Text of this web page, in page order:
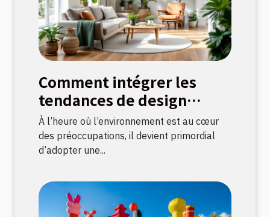
Comment intégrer les
tendances de design
durable dans votre
décoration intérieure
À l’heure où l’environnement est au cœur
des préoccupations, il devient primordial
d’adopter une...